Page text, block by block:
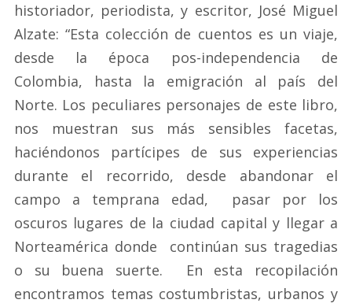
historiador, periodista, y escritor, José Miguel
Alzate: “Esta colección de cuentos es un viaje,
desde la época pos-independencia de
Colombia, hasta la emigración al país del
Norte. Los peculiares personajes de este libro,
nos muestran sus más sensibles facetas,
haciéndonos partícipes de sus experiencias
durante el recorrido, desde abandonar el
campo a temprana edad, pasar por los
oscuros lugares de la ciudad capital y llegar a
Norteamérica donde continúan sus tragedias
o su buena suerte. En esta recopilación
encontramos temas costumbristas, urbanos y